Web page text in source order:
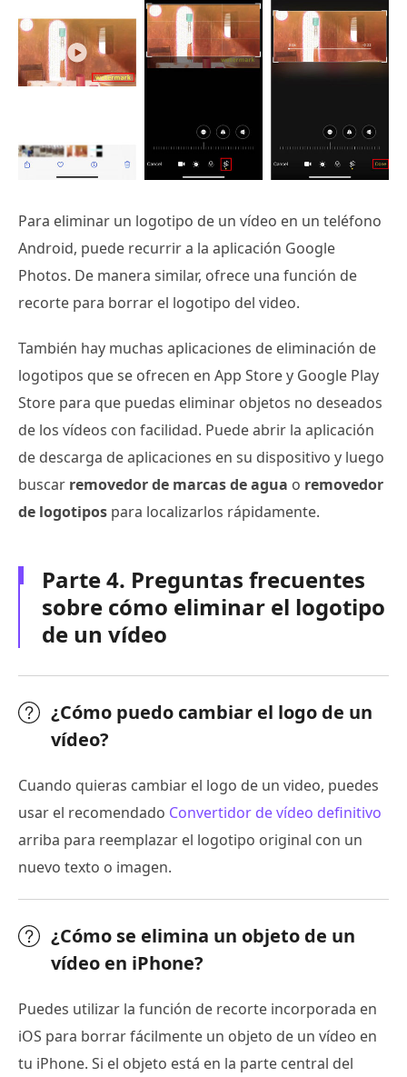
Para eliminar un logotipo de un vídeo en un teléfono
Android, puede recurrir a la aplicación Google
Photos. De manera similar, ofrece una función de
recorte para borrar el logotipo del video.
También hay muchas aplicaciones de eliminación de
logotipos que se ofrecen en App Store y Google Play
Store para que puedas eliminar objetos no deseados
de los vídeos con facilidad. Puede abrir la aplicación
de descarga de aplicaciones en su dispositivo y luego
buscar removedor de marcas de agua o removedor
de logotipos para localizarlos rápidamente.
Parte 4. Preguntas frecuentes
sobre cómo eliminar el logotipo
de un vídeo
¿Cómo puedo cambiar el logo de un
vídeo?
Cuando quieras cambiar el logo de un video, puedes
usar el recomendado Convertidor de vídeo definitivo
arriba para reemplazar el logotipo original con un
nuevo texto o imagen.
¿Cómo se elimina un objeto de un
vídeo en iPhone?
Puedes utilizar la función de recorte incorporada en
iOS para borrar fácilmente un objeto de un vídeo en
tu iPhone. Si el objeto está en la parte central del